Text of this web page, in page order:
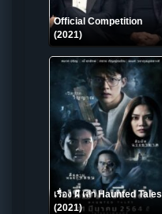
Official Competition
(2021)
เรื่อง ผี เล่า Haunted Tales
(2021)